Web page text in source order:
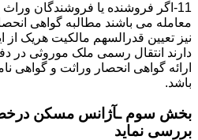
11-اگر فروشنده یا فروشندگان
معامله می باشند مطالبه گواهی
نیز تعیین قدرالسهم مالکیت هریک
دارند انتقال رسمی ملک موروثی در
ارائه گواهی انحصار وراثت و گواهی
باشد.
بخش سوم ـآژانس مسکن
بررسی نماید